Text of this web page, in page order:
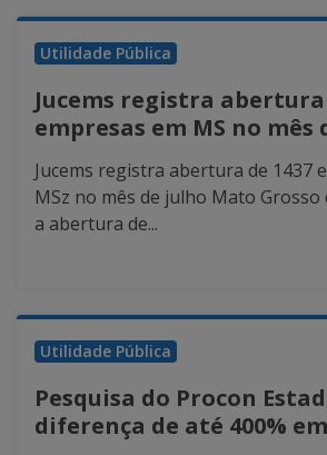
Utilidade Pública
Jucems registra abertura
empresas em MS no mês
Jucems registra abertura de 1437
MSz no mês de julho Mato
a abertura de...
Utilidade Pública
Pesquisa do Procon
diferença de até 400%